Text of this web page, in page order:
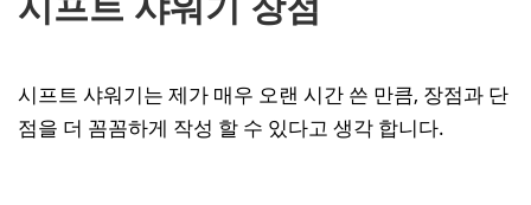
시프트 샤워기는 제가 매우 오랜 시간 쓴 만큼, 장점과 단
점을 더 꼼꼼하게 작성 할 수 있다고 생각 합니다.